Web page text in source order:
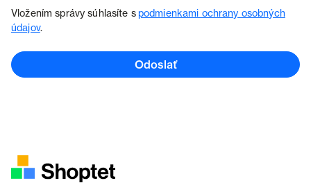
Vložením správy súhlasíte spodmienkami ochrany osobných
údajov.
Odoslať